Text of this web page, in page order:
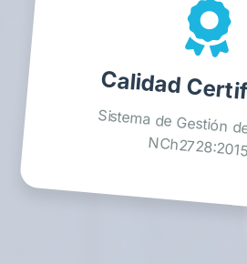
Calidad
Sistema de Gestión
NCh2728:2015